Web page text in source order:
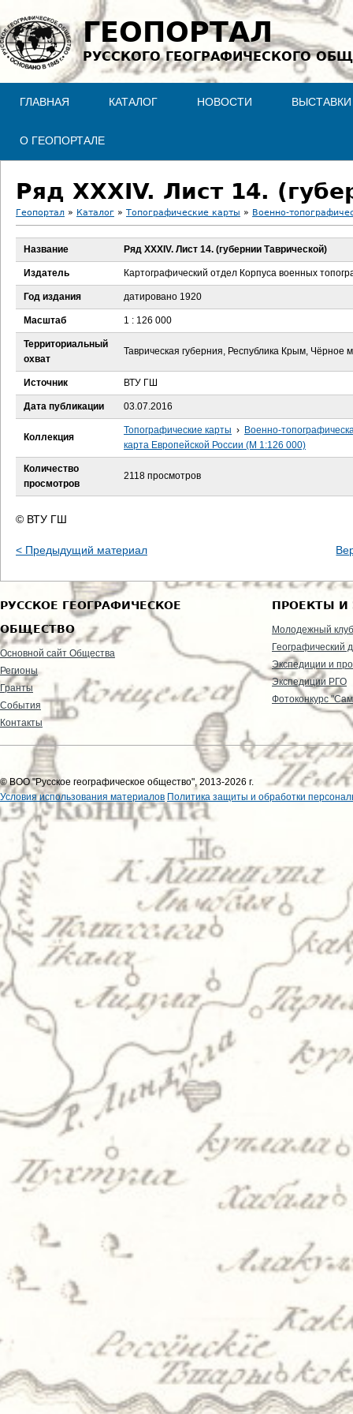
Jump to navigation
ГЕОПОРТАЛ
РУССКОГО ГЕОГРАФИЧЕСКОГО
ГЛАВНАЯ КАТАЛОГ НОВОСТИ ВЫСТАВКИ
О ГЕОПОРТАЛЕ
Ряд XXXIV. Лист 14.
В
ы
д
е
с
ь
Геопортал » Каталог » Топографические карты » Военно-
Название Ряд XXXIV. Лист 14. (губернии Таврической)
Издатель Картографический отдел Корпуса военных
Год издания датировано 1920
Масштаб 1 : 126 000
Территориальный
охват
Таврическая губерния, Республика Крым, Чёрное
Источник ВТУ ГШ
Дата публикации 03.07.2016
Коллекция
Топографические карты › Военно-
карта Европейской России (М 1:126 000)
Количество
просмотров
2118 просмотров
© ВТУ ГШ
< Предыдущий материал
РУССКОЕ ГЕОГРАФИЧЕСКОЕ
ОБЩЕСТВО
Основной сайт Общества
Регионы
Гранты
События
Контакты
ПРОЕКТЫ И
Молодежный клуб
Географический
Экспедиции и
Экспедиции РГО
Фотоконкурс
© ВОО "Русское географическое общество", 2013-2026 г.
Условия использования материалов Политика защиты и обработки